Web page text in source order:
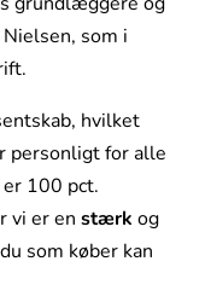
som i
hvilket
personligt for alle
100 pct.
vi er en stærk og
som køber kan